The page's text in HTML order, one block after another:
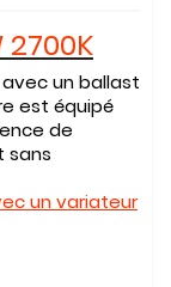
2700K
un ballast
est équipé
de
sans
un variateur